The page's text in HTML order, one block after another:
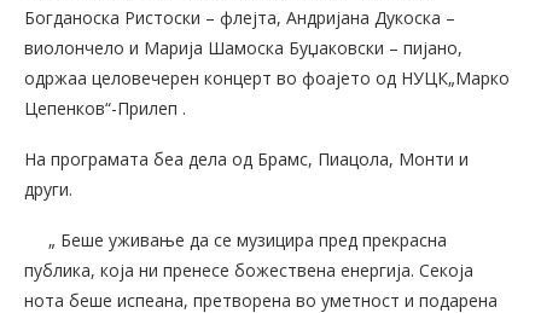
Богданоска Ристоски – флејта, Андријана Дукоска –
виолончело и Марија Шамоска Буџаковски – пијано,
одржаа целовечерен концерт во фоајето од НУЦК„Марко
Цепенков“-Прилеп .
На програмата беа дела од Брамс, Пиацола, Монти и
други.
„ Беше уживање да се музицира пред прекрасна
публика, која ни пренесе божествена енергија. Секоја
нота беше испеана, претворена во уметност и подарена